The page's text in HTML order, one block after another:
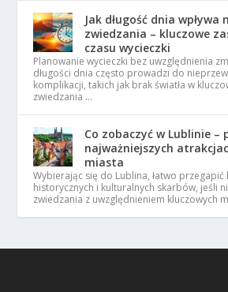
Jak długość dnia wpływa
zwiedzania – kluczowe
czasu wycieczki
Planowanie wycieczki bez uwzględnienia
długości dnia często prowadzi do
komplikacji, takich jak brak światła w
zwiedzania …
Co zobaczyć w Lublinie –
najważniejszych
miasta
Wybierając się do Lublina, łatwo
historycznych i kulturalnych skarbów, jeśli
zwiedzania z uwzględnieniem kluczowych